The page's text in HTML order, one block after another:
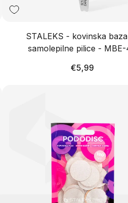
STALEKS - kovinska
samolepilne pilice -
Redna
€5,99